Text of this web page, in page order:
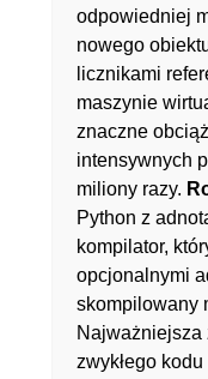
odpowiedniej
nowego
licznikami
maszynie
znaczne
intensywnych
miliony razy.
Python z
kompilator,
opcjonalnymi
skompilowany
Najważniejsza
zwykłego